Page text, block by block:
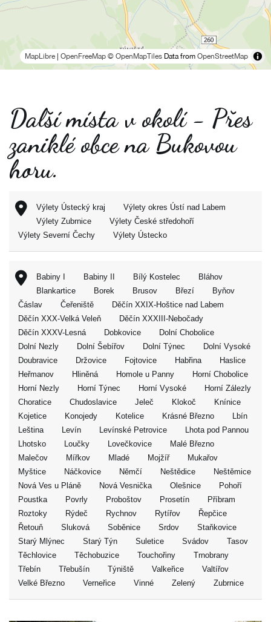
MapLibre OpenFreeMap © OpenMapTiles Data from OpenStreetMap
Další místa v okolí - Přes
zaniklé obce na Bukovou
horu.
Výlety Ústecký kraj
Výlety okres Ústí nad Labem
Výlety Zubrnice
Výlety České středohoří
Výlety Severní Čechy
Výlety Ústecko
Babiny I Babiny II Bílý Kostelec
Bláhov
Blankartice
Borek Brusov Březí
Byňov
Čáslav
Čeřeniště
Děčín XXIX-Hoštice nad Labem
Děčín XXX-Velká Veleň
Děčín XXXIII-Nebočady
Děčín XXXV-Lesná
Dobkovice
Dolní Chobolice
Dolní Nezly
Dolní Šebířov Dolní Týnec
Dolní Vysoké
Doubravice
Držovice Fojtovice Habřina
Haslice
Heřmanov
Hliněná Homole u Panny
Horní Chobolice
Horní Nezly
Horní Týnec Horní Vysoké
Horní Zálezly
Choratice
Chudoslavice Jeleč Klokoč
Knínice
Kojetice
Konojedy Kotelice Krásné Březno
Lbín
Leština
Levín Levínské Petrovice
Lhota pod Pannou
Lhotsko
Loučky Lovečkovice
Malé Březno
Malečov
Mířkov Mladé Mojžíř
Mukařov
Myštice
Náčkovice Němčí Neštědice
Neštěmice
Nová Ves u Pláně
Nová Vesnička Olešnice
Pohoří
Poustka
Povrly Proboštov Prosetín
Příbram
Roztoky
Rýdeč Rychnov Rytířov
Řepčice
Řetouň
Sluková Soběnice Srdov
Staňkovice
Starý Mlýnec
Starý Týn Suletice Svádov
Tasov
Těchlovice
Těchobuzice Touchořiny
Trnobrany
Třebín
Třebušín Týniště Valkeřice
Valtířov
Velké Březno
Verneřice Vinné Zelený Zubrnice